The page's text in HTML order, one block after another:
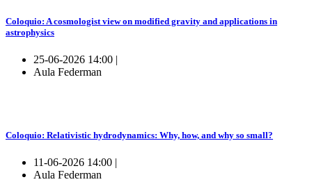
Coloquio: A cosmologist view on modified gravity and applications in
astrophysics
25-06-2026 14:00 |
Aula Federman
Coloquio: Relativistic hydrodynamics: Why, how, and why so small?
11-06-2026 14:00 |
Aula Federman